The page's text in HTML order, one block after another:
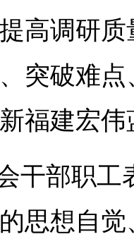
高调研
突破难
福建宏
干部职工
思想自